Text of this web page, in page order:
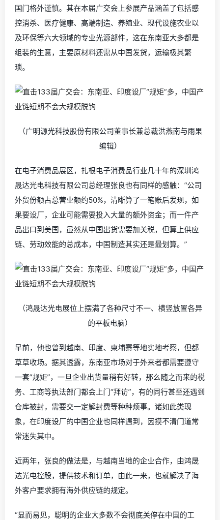
国门格外谨慎。其在本届广交会上参展产品涵盖了包括感
控消杀、医疗健康、高端制造、养殖业、现代设施农业以
及环保等六大领域的专业光源部件，这在东南亚大多都是
组装的生意，主要原材料还需从中国发货，运输极其繁
琐。
（广明源光科技股份有限公司董事长兼总裁洪燕南与雨果
编辑）
在电子消费品展区，扎根电子消费品行业几十年的深圳鸿
晟达光电科技有限公司总经理张良也有同样的感触：“公司
外贸份额占总营业额约50%，清晰算了一笔账后发现，如
果要设厂，企业可能需要投入大量的额外资金；而一件产
品出口到美国，虽然从中国出货需要加关税，但算上供应
链、劳动效能的总成本，中国制造其实还是最划算。”
（鸿晟达光电展位上摆满了各种尺寸不一、横竖放置各异
的平板电脑）
早前，他也曾到越南、印度、柬埔寨等地实地考察，但都
草草收场。据其透露，东南亚市场对于外来者都需要遵守
一套“规矩”，一旦企业出货量稍有好转，那么随之而来的税
务、工商等执法部门都会上门“拜访”，有的同行甚至还遇到
仓库被封，需要交一定解封费等种种烦事。诸如此类现
象，在印度设厂的中国企业也同样遇到，因摸不清门道常
常迷失其中。
近两年，张良的做法是，与越南当地的企业合作，由鸿晟
达光电控股，提供技术和订单，由此一来，也就解决了海
外客户要求拥有海外供应链的规定。
“显而易见，聪明的企业大多数不会彻底关停在中国的工